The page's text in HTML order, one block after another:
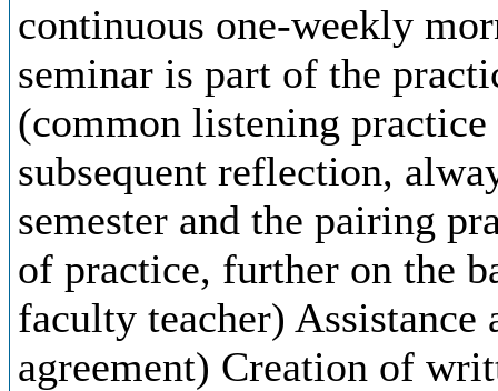
continuous one-weekly
seminar is part of the
(common listening
subsequent reflection,
semester and the pairing
of practice, further on the
faculty teacher)
agreement) Creation of